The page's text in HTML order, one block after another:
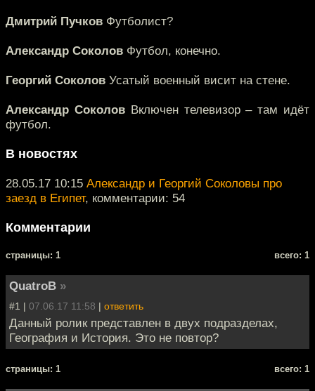
Дмитрий Пучков Футболист?
Александр Соколов Футбол, конечно.
Георгий Соколов Усатый военный висит на стене.
Александр СоколовВключен телевизор – там идёт
футбол.
В новостях
28.05.17 10:15 Александр и Георгий Соколовы про
заезд в Египет, комментарии: 54
Комментарии
cтраницы: 1 всего: 1
QuatroB »
#1 | 07.06.17 11:58 | ответить
Данный ролик представлен в двух подразделах,
География и История. Это не повтор?
cтраницы: 1 всего: 1